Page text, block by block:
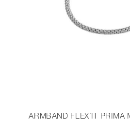
ARMBAND FLEX´IT PRIMA